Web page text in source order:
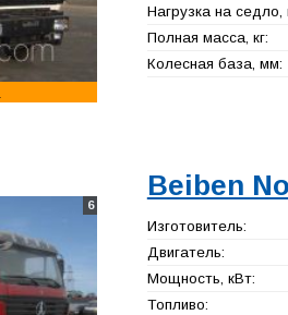
Нагрузка на седло,
Полная масса, кг:
Колесная база, мм:
6
Beiben
Изготовитель:
Двигатель:
Мощность, кВт:
Топливо: